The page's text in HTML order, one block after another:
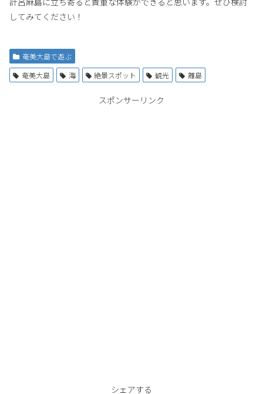
してみてください！
奄美大島で遊ぶ
奄美大島
海 絶景スポット 観光 離島
スポンサーリンク
シェアする